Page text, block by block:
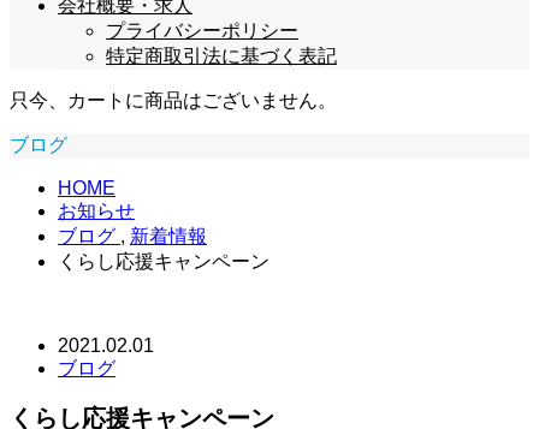
会社概要・求人
プライバシーポリシー
特定商取引法に基づく表記
只今、カートに商品はございません。
ブログ
HOME
お知らせ
ブログ , 新着情報
くらし応援キャンペーン
2021.02.01
ブログ
くらし応援キャンペーン